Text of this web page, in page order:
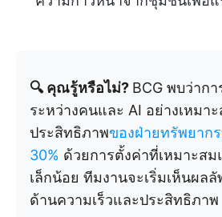
🔍 คุณรู้หรือไม่? BCG พบว่าก
ระหว่างคนและ AI อย่างเหมา
ประสิทธิภาพของฝ่ายทรัพยาก
30% ด้วยการตั้งค่าที่เหมาะสม
เล็กน้อย ทีมงานจะเริ่มเห็นผล
ด้านความเร็วและประสิทธิภาพ